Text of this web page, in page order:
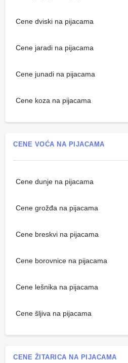
Cene dviski na pijacama
Cene jaradi na pijacama
Cene junadi na pijacama
Cene koza na pijacama
CENE VOĆA NA PIJACAMA
Cene dunje na pijacama
Cene grožđa na pijacama
Cene breskvi na pijacama
Cene borovnice na pijacama
Cene lešnika na pijacama
Cene šljiva na pijacama
CENE ŽITARICA NA PIJACAMA